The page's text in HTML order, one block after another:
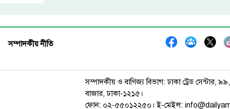
সম্পাদকীয় নীতি
সম্পাদকীয় ও বাণিজ্য বিভাগ: ঢাকা ট্রেড সেন্টার,
বাজার, ঢাকা-১২১৫।
ফোন: ০২-৫৫০১২২৫০। ই-মেইল: